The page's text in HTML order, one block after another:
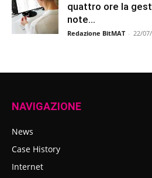
quattro ore la
note...
Redazione BitMAT - 22/
NAVIGAZIONE
News
Case History
Internet